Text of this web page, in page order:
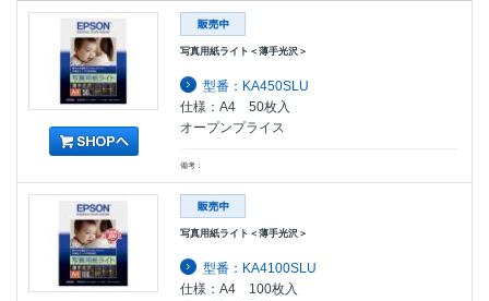
写真用紙ライト＜薄手光沢＞
型番：KA450SLU
仕様：A4 50枚入
オープンプライス
備考：
写真用紙ライト＜薄手光沢＞
型番：KA4100SLU
仕様：A4 100枚入